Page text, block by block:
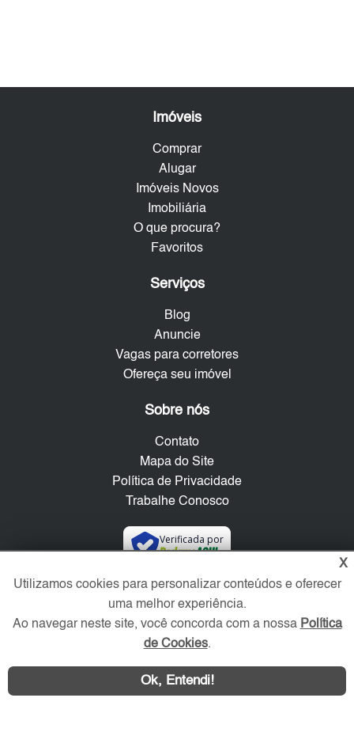
Imóveis
Comprar
Alugar
Imóveis Novos
Imobiliária
O que procura?
Favoritos
Serviços
Blog
Anuncie
Vagas para corretores
Ofereça seu imóvel
Sobre nós
Contato
Mapa do Site
Política de Privacidade
Trabalhe Conosco
Verificada por
Redes Sociais
X
Utilizamos cookies para personalizar conteúdos e oferecer
uma melhor experiência.
Ao navegar neste site, você concorda com a nossa Política
de Cookies.
Ok, Entendi!